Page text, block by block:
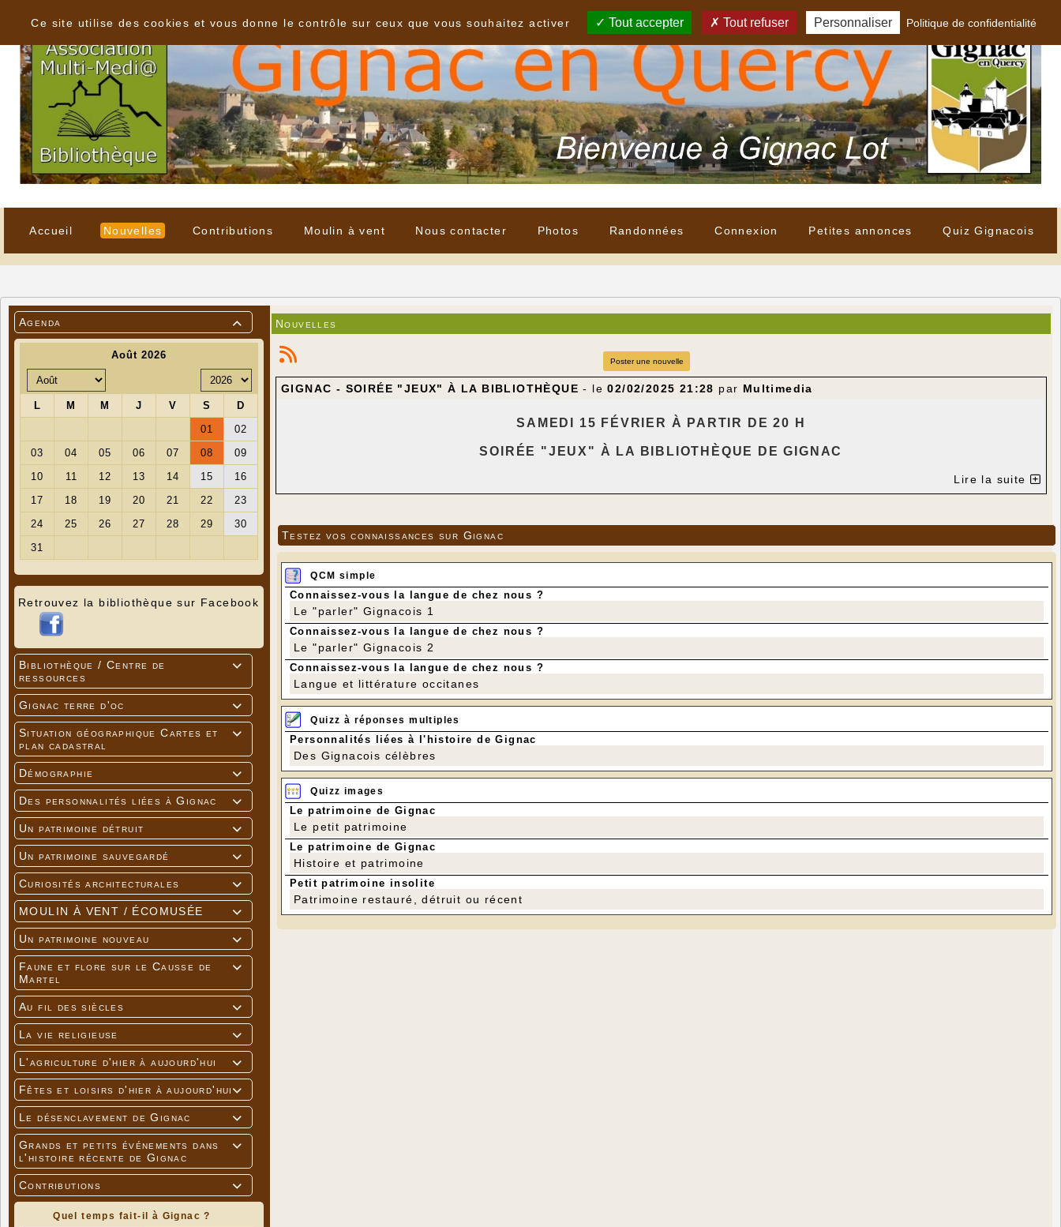
Accueil Nouvelles Contributions Moulin à vent Nous contacter Photos Randonnées Connexion Petites annonces Quiz Gignacois

Agenda
Retrouvez la bibliothèque sur Facebook

Bibliothèque / Centre de
ressources

Gignac terre d'oc

Situation géographique Cartes et
plan cadastral

Démographie

Des personnalités liées à Gignac

Un patrimoine détruit

Un patrimoine sauvegardé

Curiosités architecturales

MOULIN À VENT / ÉCOMUSÉE

Un patrimoine nouveau

Faune et flore sur le Causse de
Martel

Au fil des siècles

La vie religieuse

L'agriculture d'hier à aujourd'hui

Fêtes et loisirs d'hier à aujourd'hui

Le désenclavement de Gignac

Grands et petits événements dans
l'histoire récente de Gignac

Contributions
Quel temps fait-il à Gignac ?
Nouvelles
Poster une nouvelle
GIGNAC - SOIRÉE "JEUX" À LA BIBLIOTHÈQUE - le02/02/2025 21:28 par Multimedia
SAMEDI 15 FÉVRIER À PARTIR DE 20 H
SOIR É E "JEUX" À LA BIBLIOTH ÈQUE DE GIGNAC
Lire la suite
Testez vos connaissances sur Gignac
QCM simple
Connaissez-vous la langue de chez nous ?
Le "parler" Gignacois 1
Connaissez-vous la langue de chez nous ?
Le "parler" Gignacois 2
Connaissez-vous la langue de chez nous ?
Langue et littérature occitanes
Quizz à réponses multiples
Personnalités liées à l'histoire de Gignac
Des Gignacois célèbres
Quizz images
Le patrimoine de Gignac
Le petit patrimoine
Le patrimoine de Gignac
Histoire et patrimoine
Petit patrimoine insolite
Patrimoine restauré, détruit ou récent
Ce site utilise des cookies et vous donne le contrôle sur ceux que vous souhaitez activer
Tout accepter Tout refuser Personnaliser Politique de confidentialité